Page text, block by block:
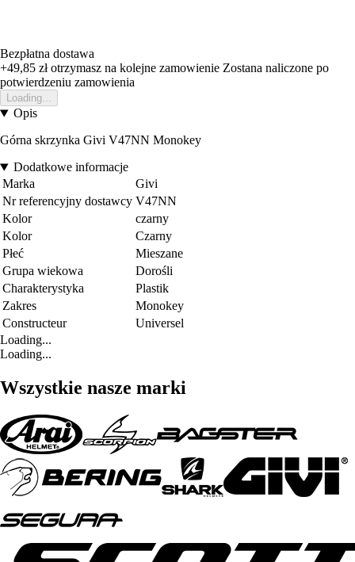
Bezpłatna dostawa
+49,85 złotrzymasz na kolejne zamowienie Zostana naliczone po
potwierdzeniu zamowienia
Loading...
Opis
Górna skrzynka Givi V47NN Monokey
Dodatkowe informacje
Marka
Givi
Nr referencyjny dostawcy V47NN
Kolor
czarny
Kolor
Czarny
Płeć
Mieszane
Grupa wiekowa
Dorośli
Charakterystyka
Plastik
Zakres
Monokey
Constructeur
Universel
Loading...
Loading...
Wszystkie nasze marki